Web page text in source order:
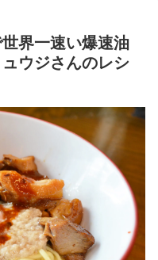
界一速い爆速油
ウジさんのレシ